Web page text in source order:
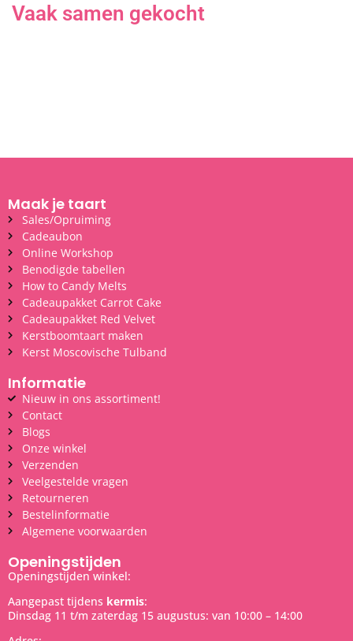
Vaak samen gekocht
Maak je taart
Sales/Opruiming
Cadeaubon
Online Workshop
Benodigde tabellen
How to Candy Melts
Cadeaupakket Carrot Cake
Cadeaupakket Red Velvet
Kerstboomtaart maken
Kerst Moscovische Tulband
Informatie
Nieuw in ons assortiment!
Contact
Blogs
Onze winkel
Verzenden
Veelgestelde vragen
Retourneren
Bestelinformatie
Algemene voorwaarden
Openingstijden
Openingstijden winkel:
Aangepast tijdens kermis:
Dinsdag 11 t/m zaterdag 15 augustus: van 10:00 – 14:00